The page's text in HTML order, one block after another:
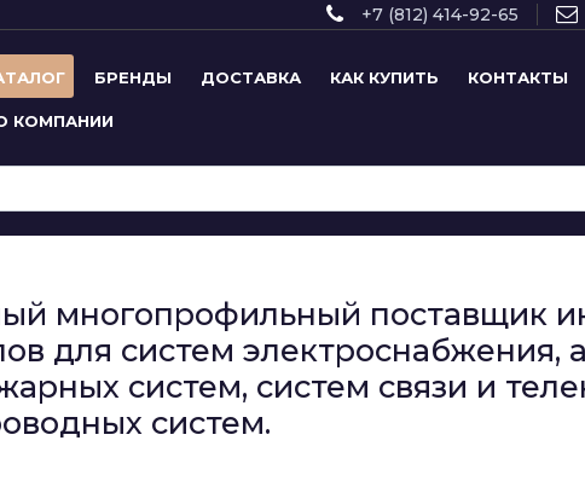
+7 (812) 414-92-65
БРЕНДЫ ДОСТАВКА КАК КУПИТЬ КОНТАКТЫ
КОМПАНИИ
многопрофильный поставщик
для систем электроснабжения,
систем, систем связи и
систем.